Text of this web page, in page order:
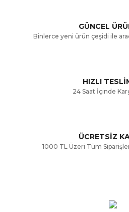
Ürün bilgilerinde hatalar
Gönder
GÜNCEL
Binlerce yeni ürün çeşidi ile
HIZLI
24 Saat İçinde
ÜCRETSİZ
1000 TL Üzeri Tüm